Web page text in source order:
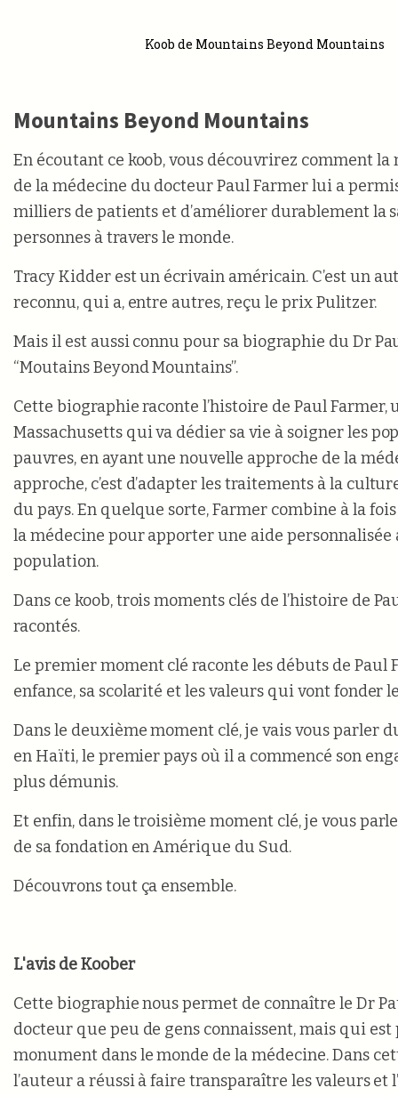
Koob de Mountains Beyond Mountains
Mountains Beyond Mountains
En écoutant ce koob, vous découvrirez comment la
de la médecine du docteur Paul Farmer lui a
milliers de patients et d’améliorer durablement la
personnes à travers le monde.
Tracy Kidder est un écrivain américain. C’est un
reconnu, qui a, entre autres, reçu le prix Pulitzer.
Mais il est aussi connu pour sa biographie du Dr
“Moutains Beyond Mountains”.
Cette biographie raconte l’histoire de Paul Farmer,
Massachusetts qui va dédier sa vie à soigner les
pauvres, en ayant une nouvelle approche de la
approche, c’est d’adapter les traitements à la
du pays. En quelque sorte, Farmer combine à la
la médecine pour apporter une aide personnalisée
population.
Dans ce koob, trois moments clés de l’histoire de
racontés.
Le premier moment clé raconte les débuts de Paul
enfance, sa scolarité et les valeurs qui vont fonder
Dans le deuxième moment clé, je vais vous parler
en Haïti, le premier pays où il a commencé son
plus démunis.
Et enfin, dans le troisième moment clé, je vous
de sa fondation en Amérique du Sud.
Découvrons tout ça ensemble.
L'avis de Koober
Cette biographie nous permet de connaître le Dr
docteur que peu de gens connaissent, mais qui
monument dans le monde de la médecine. Dans
l’auteur a réussi à faire transparaître les valeurs et